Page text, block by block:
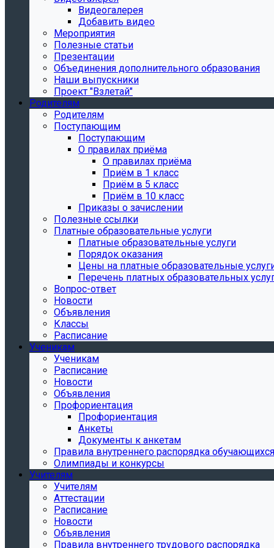
Видеогалерея
Добавить видео
Мероприятия
Полезные статьи
Презентации
Объединения дополнительного образования
Наши выпускники
Проект "Взлетай"
Родителям
Родителям
Поступающим
Поступающим
О правилах приёма
О правилах приёма
Приём в 1 класс
Приём в 5 класс
Приём в 10 класс
Приказы о зачислении
Полезные ссылки
Платные образовательные услуги
Платные образовательные услуги
Порядок оказания
Цены на платные образовательные
Перечень платных образовательных
Вопрос-ответ
Новости
Объявления
Классы
Расписание
Ученикам
Ученикам
Расписание
Новости
Объявления
Профориентация
Профориентация
Анкеты
Документы к анкетам
Правила внутреннего распорядка обучающихся
Олимпиады и конкурсы
Учителям
Учителям
Аттестации
Расписание
Новости
Объявления
Правила внутреннего трудового распорядка